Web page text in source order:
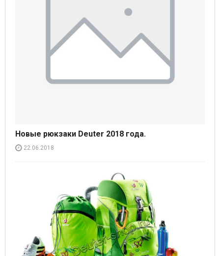
Новые рюкзаки Deuter 2018 года.
22.06.2018